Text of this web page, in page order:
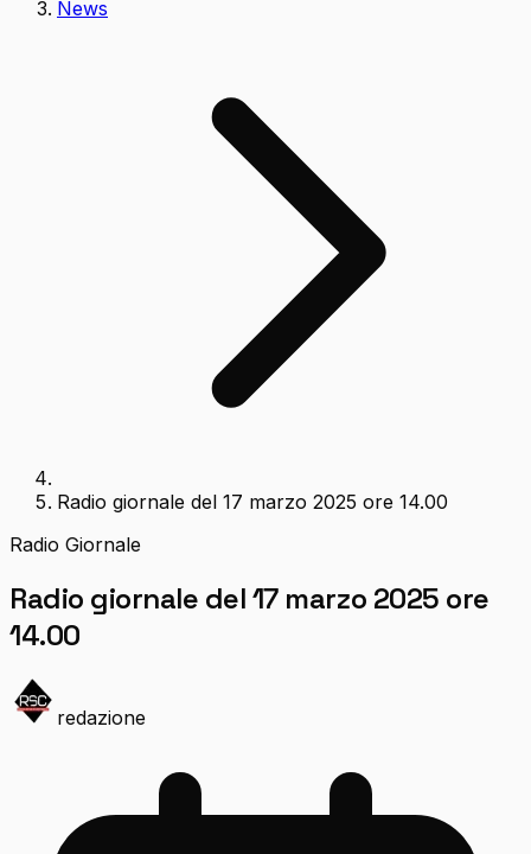
News
Radio giornale del 17 marzo 2025 ore 14.00
Radio Giornale
Radio giornale del 17 marzo 2025 ore
14.00
redazione